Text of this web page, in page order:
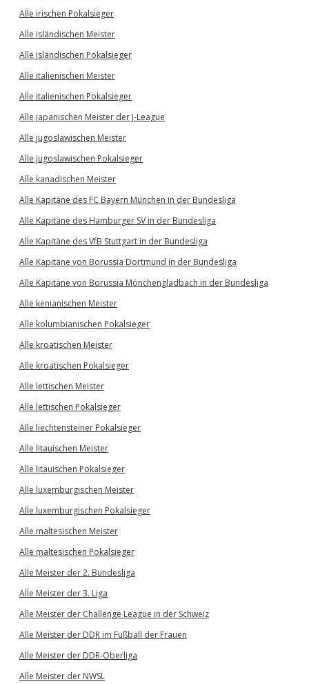
Alle irischen Pokalsieger
Alle isländischen Meister
Alle isländischen Pokalsieger
Alle italienischen Meister
Alle italienischen Pokalsieger
Alle japanischen Meister der J-League
Alle jugoslawischen Meister
Alle jugoslawischen Pokalsieger
Alle kanadischen Meister
Alle Kapitäne des FC Bayern München in der Bundesliga
Alle Kapitäne des Hamburger SV in der Bundesliga
Alle Kapitäne des VfB Stuttgart in der Bundesliga
Alle Kapitäne von Borussia Dortmund in der Bundesliga
Alle Kapitäne von Borussia Mönchengladbach in der Bundesliga
Alle kenianischen Meister
Alle kolumbianischen Pokalsieger
Alle kroatischen Meister
Alle kroatischen Pokalsieger
Alle lettischen Meister
Alle lettischen Pokalsieger
Alle liechtensteiner Pokalsieger
Alle litauischen Meister
Alle litauischen Pokalsieger
Alle luxemburgischen Meister
Alle luxemburgischen Pokalsieger
Alle maltesischen Meister
Alle maltesischen Pokalsieger
Alle Meister der 2. Bundesliga
Alle Meister der 3. Liga
Alle Meister der Challenge League in der Schweiz
Alle Meister der DDR im Fußball der Frauen
Alle Meister der DDR-Oberliga
Alle Meister der NWSL